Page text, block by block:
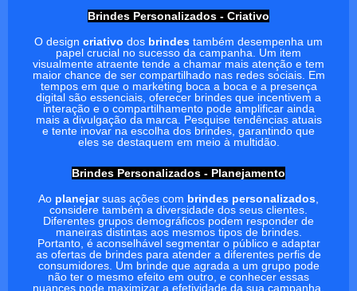
Brindes Personalizados - Criativo
O design criativo dos brindes também desempenha um
papel crucial no sucesso da campanha. Um item
visualmente atraente tende a chamar mais atenção e tem
maior chance de ser compartilhado nas redes sociais. Em
tempos em que o marketing boca a boca e a presença
digital são essenciais, oferecer brindes que incentivem a
interação e o compartilhamento pode amplificar ainda
mais a divulgação da marca. Pesquise tendências atuais
e tente inovar na escolha dos brindes, garantindo que
eles se destaquem em meio à multidão.
Brindes Personalizados - Planejamento
Ao planejarsuas ações com brindes personalizados
considere também a diversidade dos seus clientes.
Diferentes grupos demográficos podem responder de
maneiras distintas aos mesmos tipos de brindes.
Portanto, é aconselhável segmentar o público e adaptar
as ofertas de brindes para atender a diferentes perfis de
consumidores. Um brinde que agrada a um grupo pode
não ter o mesmo efeito em outro, e conhecer essas
nuances pode maximizar a efetividade da sua campanha.